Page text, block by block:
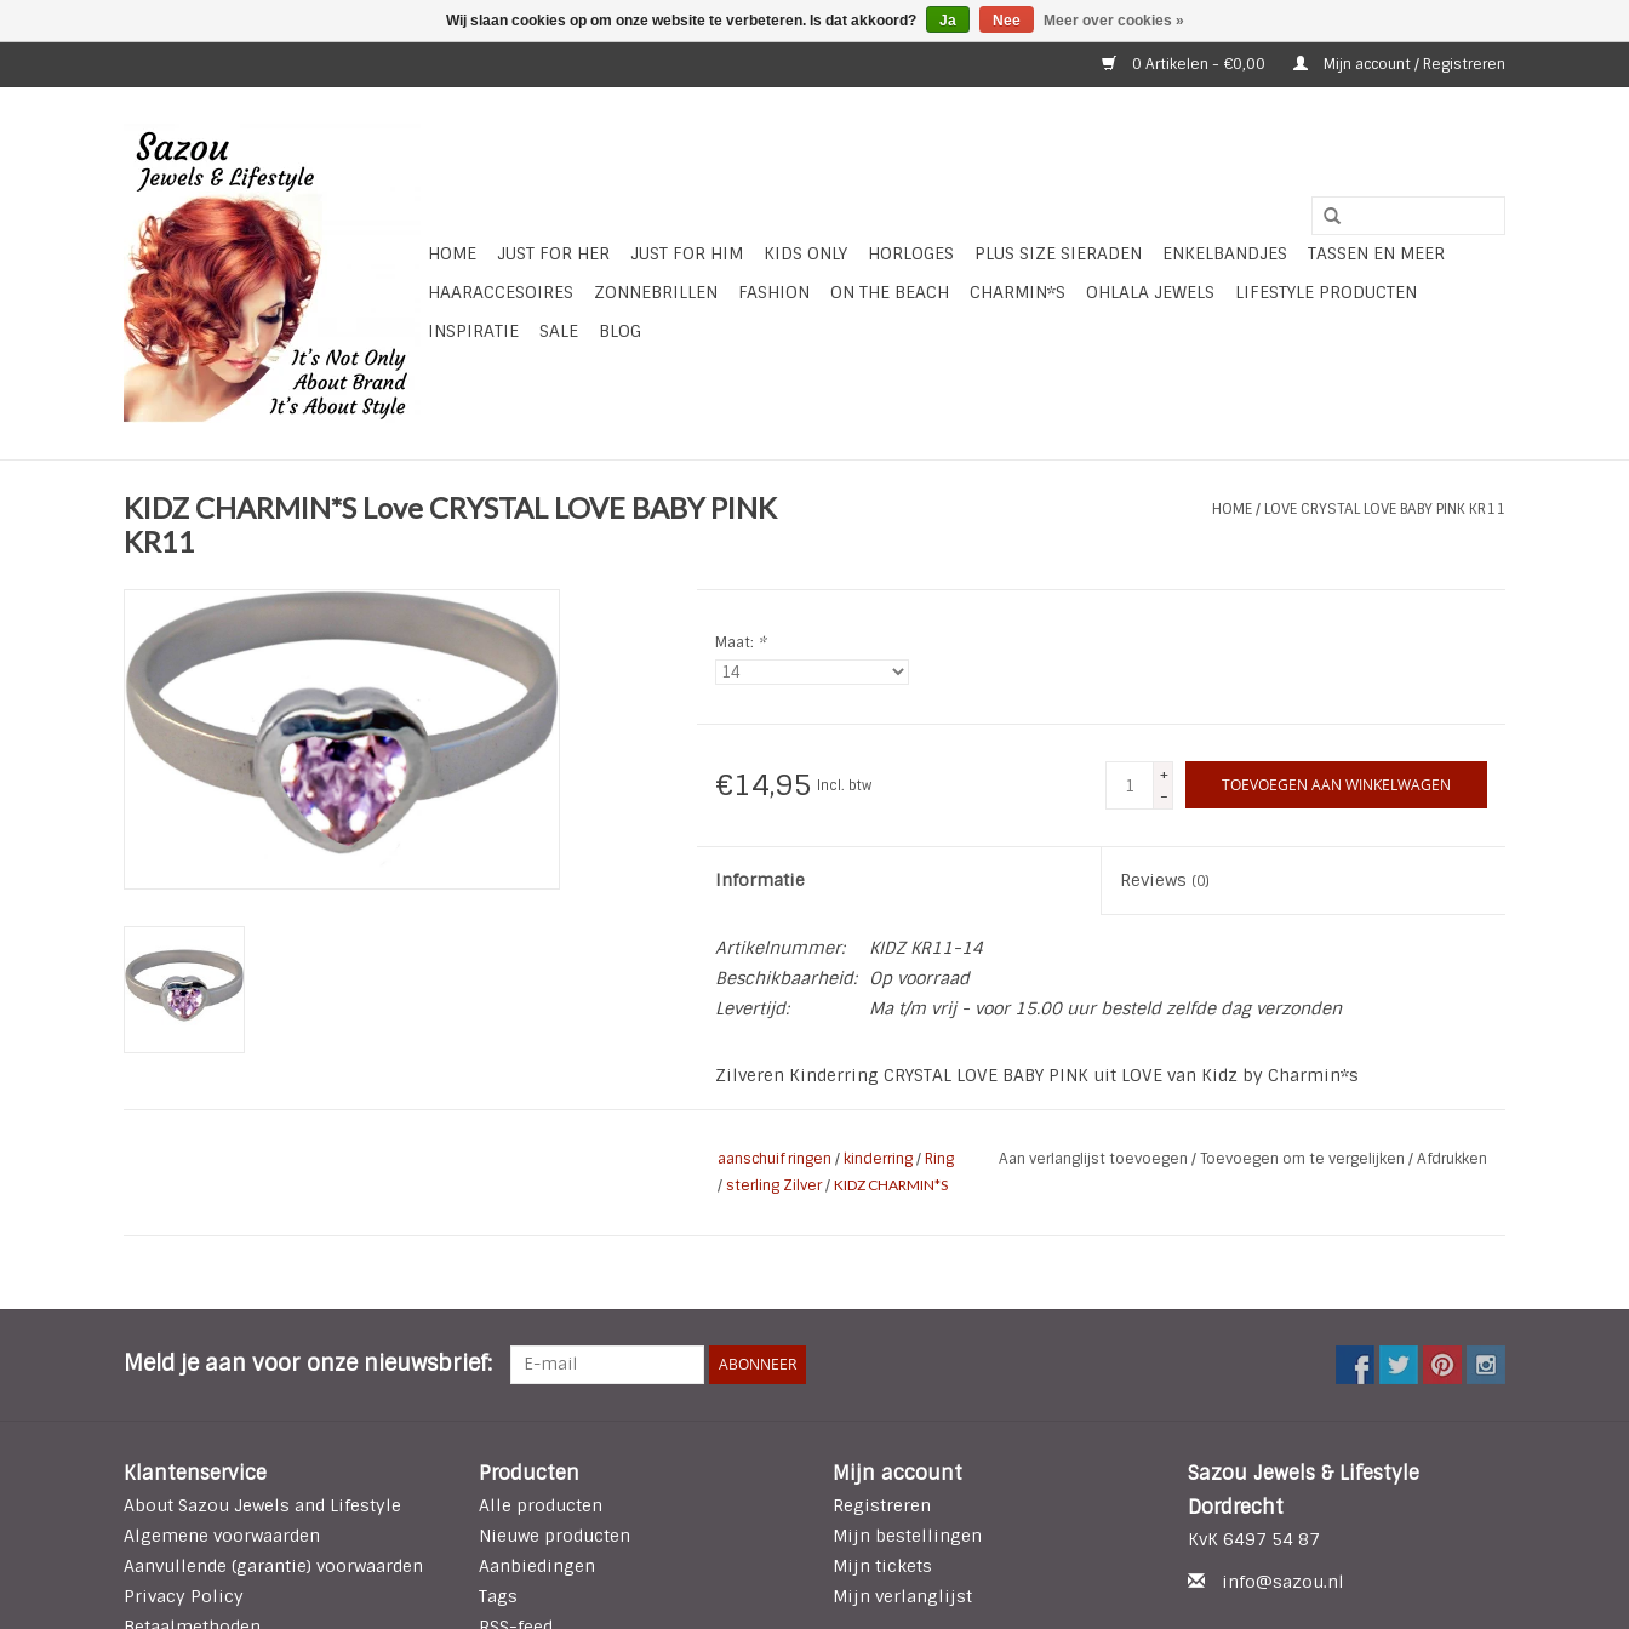
0 Artikelen - €0,00 Mijn account / Registreren
HOME JUST FOR HER JUST FOR HIM KIDS ONLY HORLOGES PLUS SIZE SIERADEN ENKELBANDJES
TASSEN EN MEER
HAARACCESOIRES
ZONNEBRILLEN FASHION ON THE BEACH CHARMIN*S OHLALA JEWELS
LIFESTYLE PRODUCTEN
INSPIRATIE
SALE BLOG
KIDZ CHARMIN*S Love CRYSTAL LOVE BABY PINK
KR11
HOME/ LOVE CRYSTAL LOVE BABY PINK KR11
Maat: *
€14,95 Incl. btw
+
-
TOEVOEGEN AAN WINKELWAGEN
Informatie Reviews (0)
Artikelnummer:
KIDZ KR11-14
Beschikbaarheid:
Op voorraad
Levertijd:
Ma t/m vrij - voor 15.00 uur besteld zelfde dag verzonden
Zilveren Kinderring CRYSTAL LOVE BABY PINK uit LOVE van Kidz by Charmin*s
aanschuif ringen / kinderring/Ring
/sterling Zilver/ KIDZ CHARMIN*S
Aan verlanglijst toevoegen /Toevoegen om te vergelijken /Afdrukken
Meld je aan voor onze nieuwsbrief: ABONNEER
Klantenservice
About Sazou Jewels and Lifestyle
Algemene voorwaarden
Aanvullende (garantie) voorwaarden
Privacy Policy
Producten
Alle producten
Nieuwe producten
Aanbiedingen
Tags
Mijn account
Registreren
Mijn bestellingen
Mijn tickets
Mijn verlanglijst
Sazou Jewels & Lifestyle
Dordrecht
KvK 6497 54 87
info@sazou.nl
Wij slaan cookies op om onze website te verbeteren. Is dat akkoord? Ja Nee Meer over cookies »